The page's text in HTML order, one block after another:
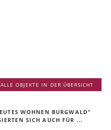
OBJEKTE IN DER ÜBERSICHT
WOHNEN BURGWALD"
SICH AUCH FÜR ...